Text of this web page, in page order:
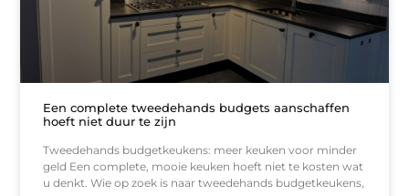
Een complete tweedehands budgets aanschaffen
hoeft niet duur te zijn
Tweedehands budgetkeukens: meer keuken voor minder
geld Een complete, mooie keuken hoeft niet te kosten wat
u denkt. Wie op zoek is naar tweedehands budgetkeukens,